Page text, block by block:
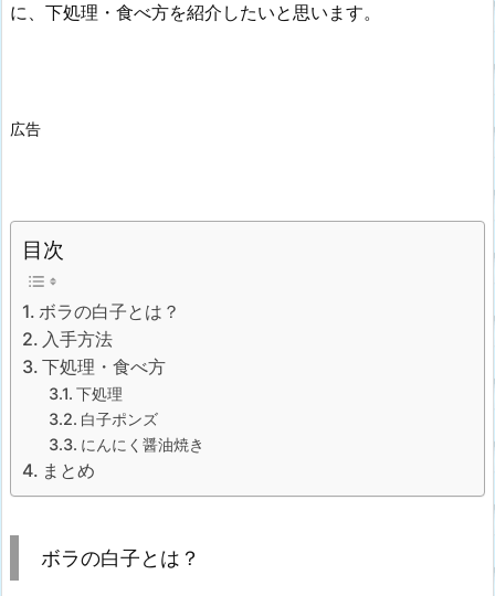
に、下処理・食べ方を紹介したいと思います。
広告
目次
ボラの白子とは？
入手方法
下処理・食べ方
下処理
白子ポンズ
にんにく醤油焼き
まとめ
ボラの白子とは？